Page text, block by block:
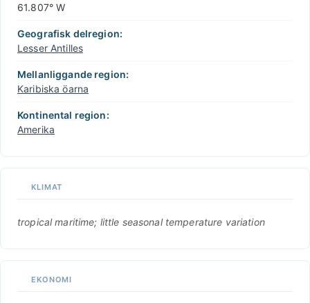
61.807° W
Geografisk delregion:
Lesser Antilles
Mellanliggande region:
Karibiska öarna
Kontinental region:
Amerika
KLIMAT
tropical maritime; little seasonal temperature variation
EKONOMI